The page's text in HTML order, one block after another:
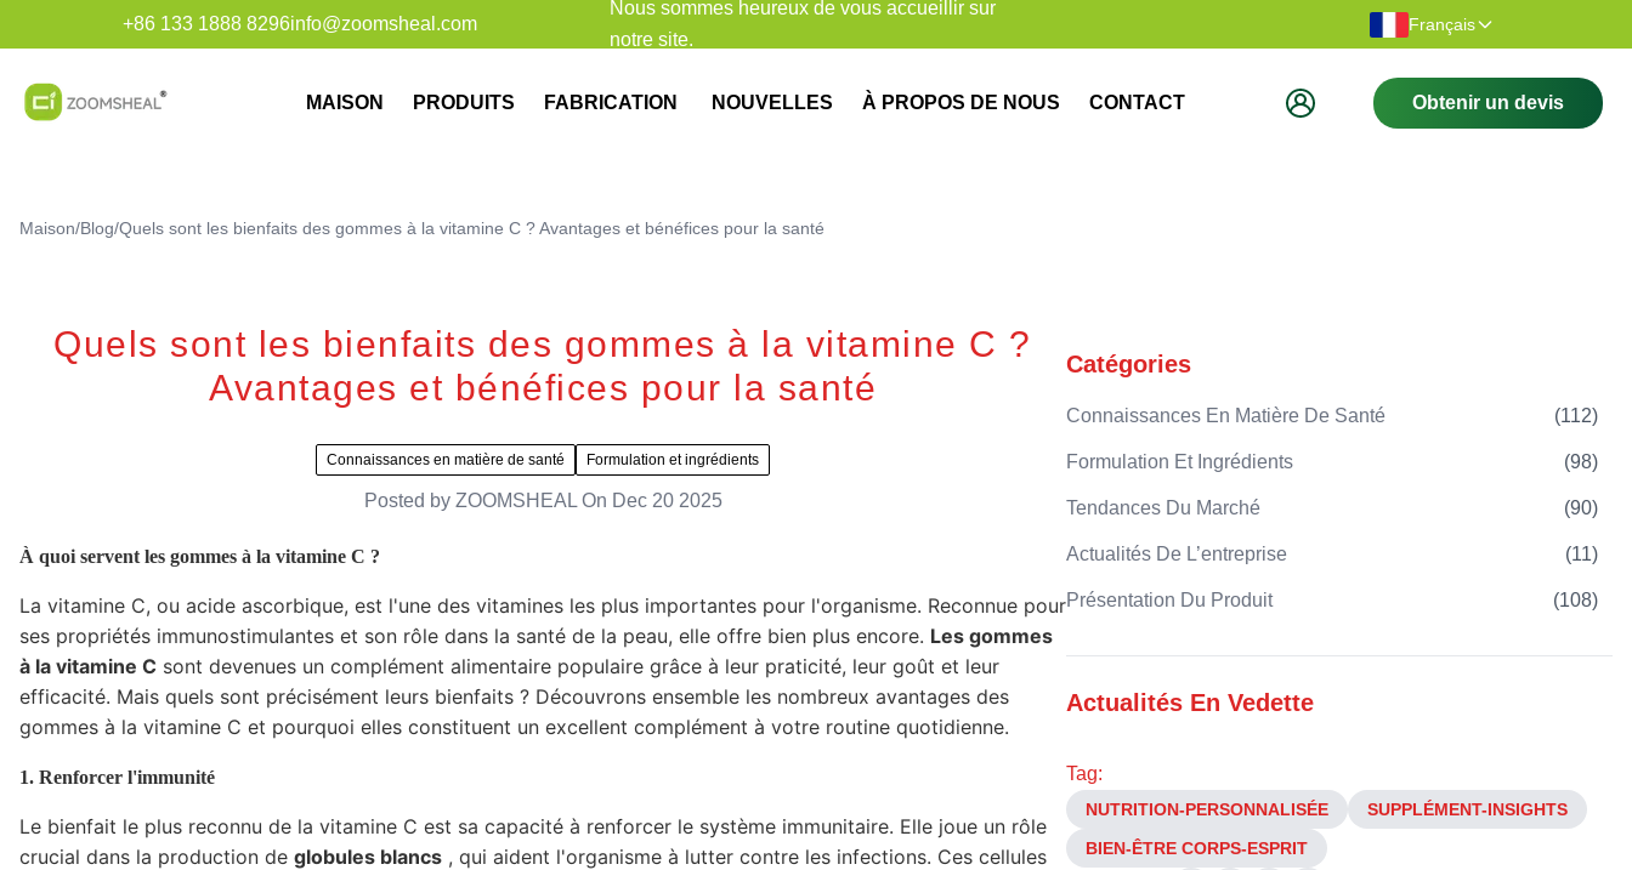
+86 133 1888 8296info@zoomsheal.com
Nous sommes heureux de vous accueillir sur
notre site.
Français
MAISON PRODUITS FABRICATION NOUVELLES À PROPOS DE NOUS CONTACT Obtenir un devis
Maison/Blog/Quels sont les bienfaits des gommes à la vitamine C ? Avantages et bénéfices pour la santé
Quels sont les bienfaits des gommes à la vitamine C ?
Avantages et bénéfices pour la santé
Connaissances en matière de santé Formulation et ingrédients
Posted by ZOOMSHEALOn Dec 20 2025
À quoi servent les gommes à la vitamine C ?
La vitamine C, ou acide ascorbique, est l'une des vitamines les plus importantes pour l'organisme. Reconnue pour
ses propriétés immunostimulantes et son rôle dans la santé de la peau, elle offre bien plus encore. Les gommes
à la vitamine C sont devenues un complément alimentaire populaire grâce à leur praticité, leur goût et leur
efficacité. Mais quels sont précisément leurs bienfaits ? Découvrons ensemble les nombreux avantages des
gommes à la vitamine C et pourquoi elles constituent un excellent complément à votre routine quotidienne.
1. Renforcer l'immunité
Le bienfait le plus reconnu de la vitamine C est sa capacité à renforcer le système immunitaire. Elle joue un rôle
crucial dans la production de globules blancs , qui aident l'organisme à lutter contre les infections. Ces cellules
Catégories
Connaissances En Matière De Santé (112)
Formulation Et Ingrédients (98)
Tendances Du Marché (90)
Actualités De L’entreprise (11)
Présentation Du Produit (108)
Actualités En Vedette
Tag:
NUTRITION-PERSONNALISÉE
SUPPLÉMENT-INSIGHTS
BIEN-ÊTRE CORPS-ESPRIT